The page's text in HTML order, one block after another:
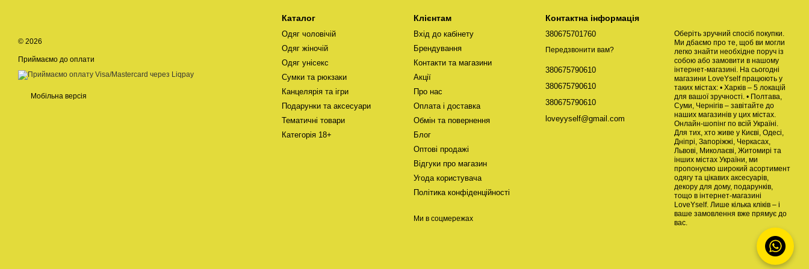
© 2026
Приймаємо до оплати
Мобільна версія
Каталог
Одяг чоловічій
Одяг жіночій
Одяг унісекс
Сумки та рюкзаки
Канцелярія та ігри
Подарунки та аксесуари
Тематичні товари
Категорія 18+
Клієнтам
Вхід до кабінету
Брендування
Контакти та магазини
Акції
Про нас
Оплата і доставка
Обмін та повернення
Блог
Оптові продажі
Відгуки про магазин
Угода користувача
Політика конфіденційності
Ми в соцмережах
Контактна інформація
380675701760
Передзвонити вам?
380675790610
380675790610
380675790610
loveyyself@gmail.com
Оберіть зручний спосіб покупки.
Ми дбаємо про те, щоб ви могли
легко знайти необхідне поруч із
собою або замовити в нашому
інтернет-магазині. На сьогодні
магазини LoveYself працюють у
таких містах: • Харків – 5 локацій
для вашої зручності. • Полтава,
Суми, Чернігів – завітайте до
наших магазинів у цих містах.
Онлайн-шопінг по всій Україні.
Для тих, хто живе у Києві, Одесі,
Дніпрі, Запоріжжі, Черкасах,
Львові, Миколаєві, Житомирі та
інших містах України, ми
пропонуємо широкий асортимент
одягу та цікавих аксесуарів,
декору для дому, подарунків,
тощо в інтернет-магазині
LoveYself. Лише кілька кліків – і
ваше замовлення вже прямує до
вас.